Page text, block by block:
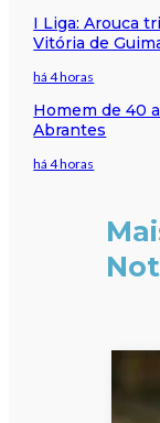
I Liga: Arouca
Vitória de
há 4 horas
Homem de 40
Abrantes
há 4 horas